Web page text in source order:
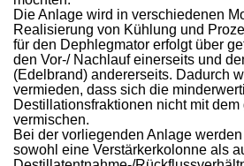
Die Anlage wird in verschiedenen
Realisierung von Kühlung und
für den Dephlegmator erfolgt über
den Vor-/ Nachlauf einerseits und
(Edelbrand) andererseits. Dadurch
vermieden, dass sich die
Destillationsfraktionen nicht mit dem
vermischen.
Bei der vorliegenden Anlage
sowohl eine Verstärkerkolonne als